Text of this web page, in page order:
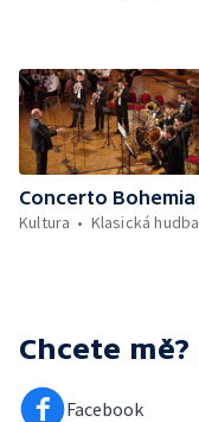
Concerto Bohemia
Kultura
Klasická hudba
Chcete mě?
Facebook